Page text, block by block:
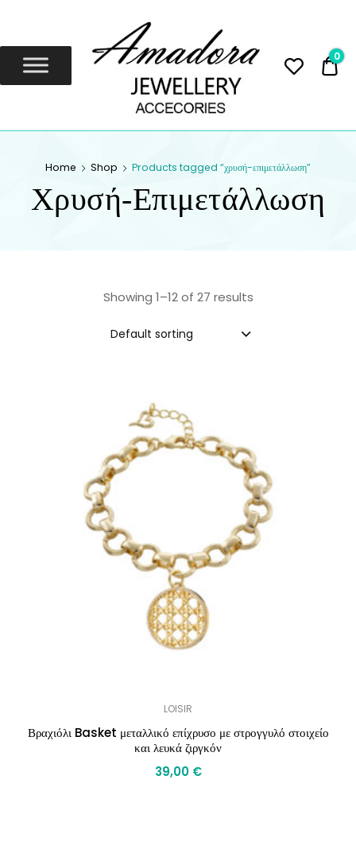
JEWELLERY
0
Home Shop Products tagged “χρυσή-επιμετάλλωση”
Χρυσή-Επιμετάλλωση
Showing 1–12 of 27 results
Default sorting
LOISIR
Βραχιόλι Basket μεταλλικό επίχρυσο με στρογγυλό στοιχείο
και λευκά ζιργκόν
39,00 €